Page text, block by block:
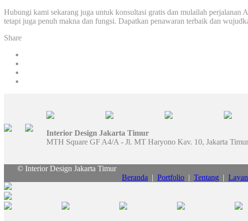
Hubungi kami sekarang juga untuk konsultasi gratis dan mulailah
tetapi juga penuh makna dan fungsi. Dapatkan penawaran terbaik dan
Share
Interior Design Jakarta Timur
MTH Square GF A4/A - Jl. MT Haryono Kav. 10, Jakarta
© Interior Design Jakarta Timur
Beranda |Portfolio |Tentang |